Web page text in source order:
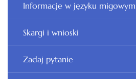
Informacje w języku migowym
Skargi i wnioski
Zadaj pytanie